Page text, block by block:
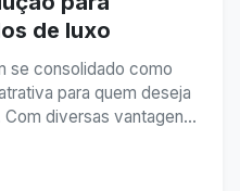
de luxo
se consolidado como
para quem deseja
diversas vantagens
alternativa eficiente